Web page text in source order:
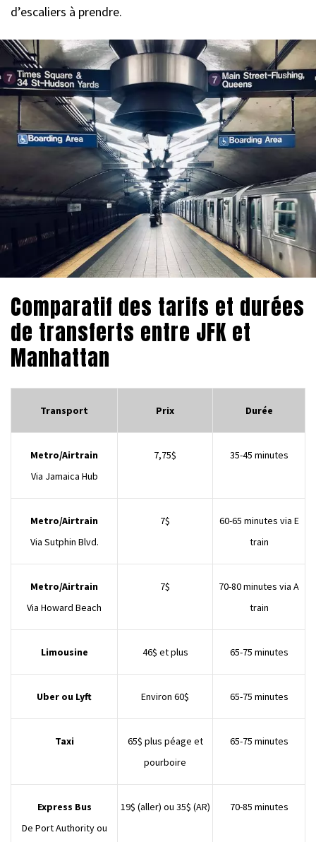
d’escaliers à prendre.
Comparatif des tarifs et durées
de transferts entre JFK et
Manhattan
Transport Prix Durée
Metro/Airtrain
Via Jamaica Hub
7,75$ 35-45 minutes
Metro/Airtrain
Via Sutphin Blvd.
7$
60-65 minutes via E
train
Metro/Airtrain
Via Howard Beach
7$
70-80 minutes via A
train
Limousine 46$ et plus 65-75 minutes
Uber ou Lyft Environ 60$ 65-75 minutes
Taxi
65$ plus péage et
pourboire
65-75 minutes
Express Bus
De Port Authority ou
19$ (aller) ou 35$ (AR) 70-85 minutes